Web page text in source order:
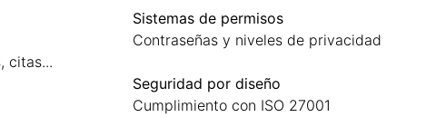
citas...
Sistemas de permisos
Contraseñas y niveles de privacidad
Seguridad por diseño
Cumplimiento con ISO 27001